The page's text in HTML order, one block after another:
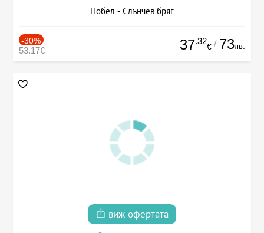
Нобел - Слънчев бряг
-30%
53.17€ 37.32
€ / 73лв.
виж офертата